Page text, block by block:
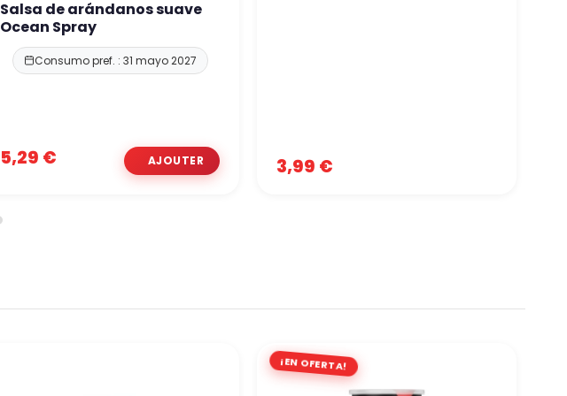
Salsa de arándanos suave
Ocean Spray
Consumo pref. : 31 mayo 2027
5,29 € 3,99 €
¡EN OFERTA!